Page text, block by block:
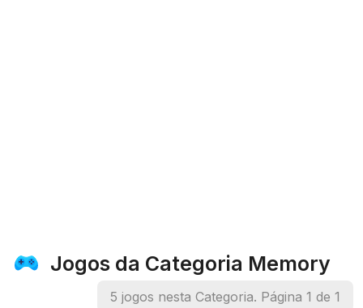
Jogos da Categoria Memory
5 jogos nesta Categoria. Página 1 de 1